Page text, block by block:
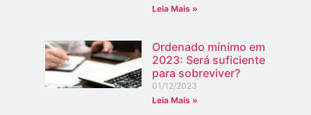
Leia Mais »
Ordenado mínimo em
2023: Será suficiente
para sobreviver?
01/12/2023
Leia Mais »